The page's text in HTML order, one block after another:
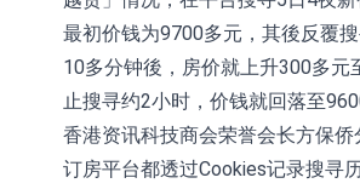
最初价钱为9700多元，其後反覆搜
10多分钟後，房价就上升300多元
止搜寻约2小时，价钱就回落至
香港资讯科技商会荣誉会长方保侨
订房平台都透过Cookies记录搜寻